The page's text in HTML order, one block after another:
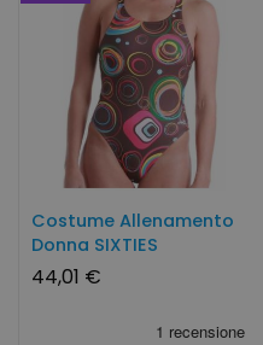
Costume Allenamento
Donna SIXTIES
SwimmerWear
44,01 €